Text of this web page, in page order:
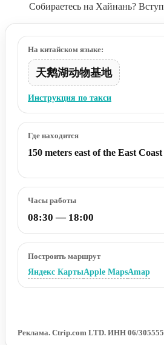
Собираетесь на Хайнань?
На китайском языке:
天鹅湖动物基地
Инструкция по такси
Где находится
150 meters east of the East
Часы работы
08:30 — 18:00
Построить маршрут
Яндекс КартыApple MapsAmap
Реклама. Ctrip.com LTD. ИНН 06/